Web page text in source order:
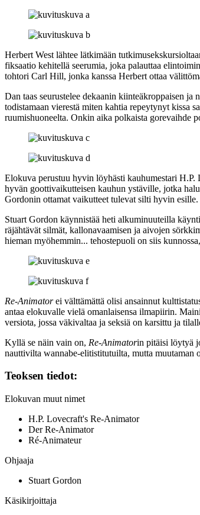
Herbert West lähtee lätkimään
fiksaatio kehitellä seerumia, joka palauttaa
tohtori Carl Hill, jonka kanssa Herbert ottaa
Dan taas seurustelee dekaanin kiinteäkroppaisen
todistamaan vierestä miten kahtia repeytynyt kissa
ruumishuoneelta. Onkin aika polkaista gorevaihde
Elokuva perustuu hyvin löyhästi kauhumestari H.P.
hyvän goottivaikutteisen kauhun ystäville, jotka
Gordonin ottamat vaikutteet tulevat silti hyvin esille.
Stuart Gordon käynnistää heti alkuminuuteilla
räjähtävät silmät, kallonavaamisen ja aivojen
hieman myöhemmin... tehostepuoli on siis
Re‑Animatorei välttämättä olisi ansainnut
antaa elokuvalle vielä omanlaisensa ilmapiirin.
versiota, jossa väkivaltaa ja seksiä on karsittu ja
Kyllä se näin vain on, Re‑Animatorin pitäisi löytyä
nauttivilta wannabe-elitistitutuilta, mutta muutaman
Teoksen tiedot:
Elokuvan muut nimet
H.P. Lovecraft's Re-Animator
Der Re-Animator
Ré-Animateur
Ohjaaja
Stuart Gordon
Käsikirjoittaja